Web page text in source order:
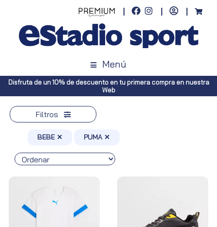
Menú
en nuestra
Envíos gratuitos a toda España (Canarias,
Península, pedidos superiores a
Filtros
BEBE ✕ PUMA ✕